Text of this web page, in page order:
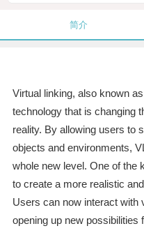
简介
Virtual linking, also known
technology that is changing
reality. By allowing users to
objects and environments,
whole new level. One of the
to create a more realistic
Users can now interact with
opening up new possibilities